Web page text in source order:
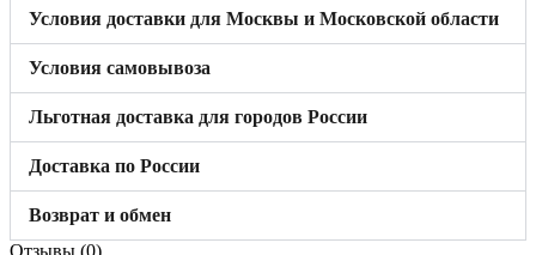
Условия доставки для Москвы и Московской области
Условия самовывоза
Льготная доставка для городов России
Доставка по России
Возврат и обмен
Отзывы (0)